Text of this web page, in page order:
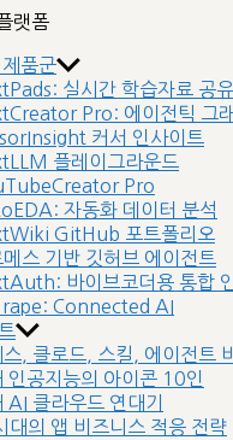
랫폼
품군
실시간 학습자료 공
Pro: 에이전틱 그
커서 인사이트
플레이그라운드
Pro
자동화 데이터 분석
GitHub 포트폴리오
메스 기반 깃허브 에이전트
바이브코더용 통합
Connected AI
스, 클로드, 스킬, 에이전트
인공지능의 아이콘 10인
AI 클라우드 연대기
대의 앱 비즈니스 적응 전략